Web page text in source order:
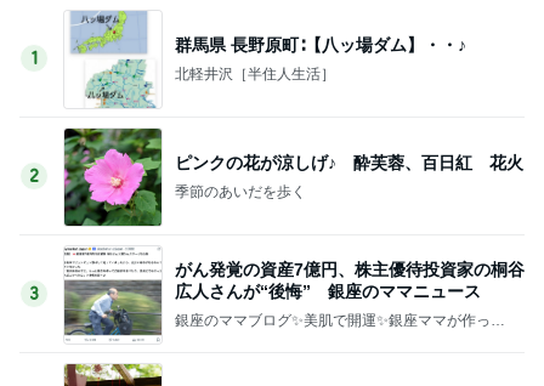
1
群馬県 長野原町∶【八ッ場ダム】・・♪
北軽井沢［半住人生活］
2
ピンクの花が涼しげ♪ 酔芙蓉、百日紅 花火
季節のあいだを歩く
3
がん発覚の資産7億円、株主優待投資家の桐谷
広人さんが“後悔” 銀座のママニュース
銀座のママブログ✨美肌で開運✨銀座ママが作った